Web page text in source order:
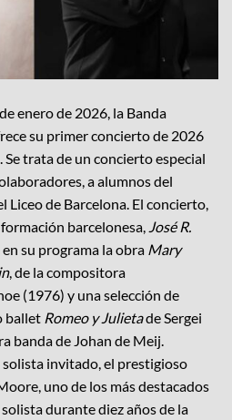
enero de 2026, la Banda
su primer concierto de 2026
Se trata de un concierto especial
a alumnos del
de Barcelona. El concierto,
barcelonesa, José R.
su programa la obra Mary
, de la compositora
(1976) y una selección de
ballet Romeo y Julietade Sergei
banda de Johan de Meij.
invitado, el prestigioso
uno de los más destacados
durante diez años de la